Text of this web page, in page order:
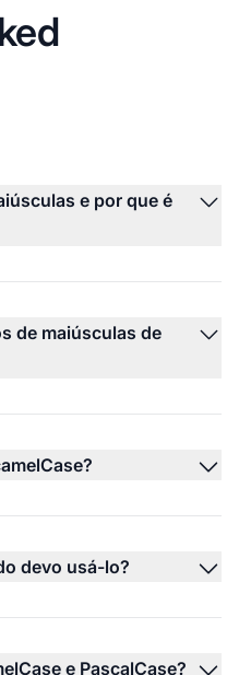
e por que é
de maiúsculas de
devo usá-lo?
e PascalCase?